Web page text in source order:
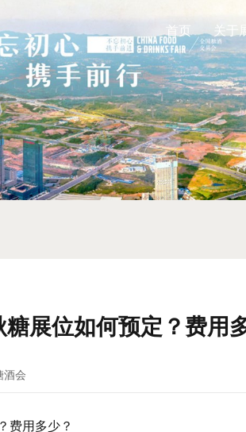
首页 关于
展位如何预定？费用
酒会
费用多少？